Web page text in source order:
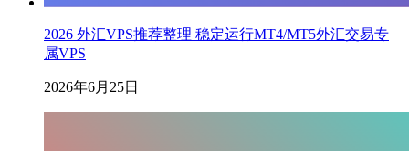
2026 外汇VPS推荐整理 稳定运行MT4/MT5外汇交易专
属VPS
2026年6月25日